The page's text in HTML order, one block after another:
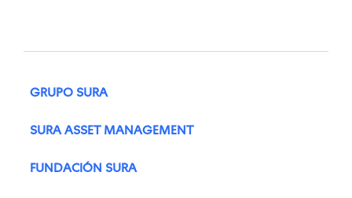
GRUPO SURA
SURA ASSET MANAGEMENT
FUNDACIÓN SURA